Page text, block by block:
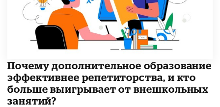
​Почему дополнительное образование
эффективнее репетиторства, и кто
больше выигрывает от внешкольных
занятий?